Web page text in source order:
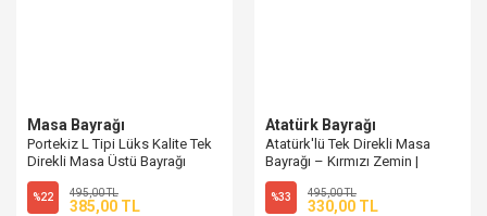
Masa Bayrağı
Portekiz L Tipi Lüks Kalite Tek
Direkli Masa Üstü Bayrağı
%22 495,00 TL
385,00 TL
Atatürk Bayrağı
Atatürk'lü Tek Direkli Masa
Bayrağı – Kırmızı Zemin |
PencereBayrak
%33 495,00 TL
330,00 TL